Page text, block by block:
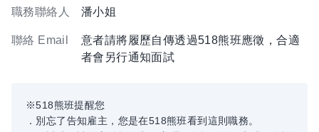
職務聯絡人 潘小姐
聯絡 Email
意者請將履歷自傳透過518熊班應徵，合適
者會另行通知面試
※518熊班提醒您
．別忘了告知雇主，您是在518熊班看到這則職務。